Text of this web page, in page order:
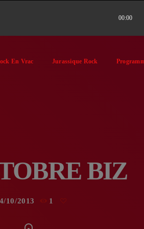
00:00
En Vrac Jurassique Rock
BIZ
10/2013 1